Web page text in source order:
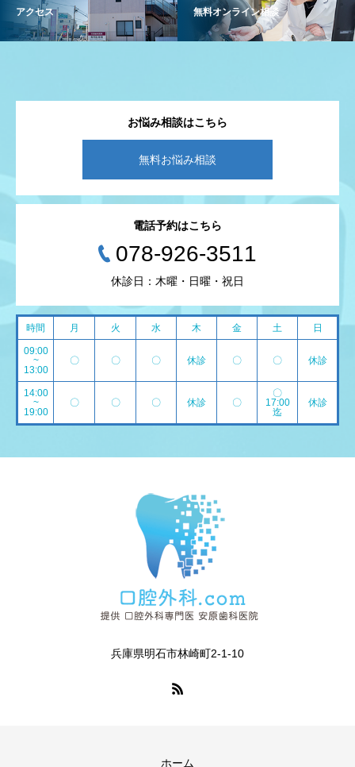
アクセス 無料オンライン相談
お悩み相談はこちら
無料お悩み相談
電話予約はこちら
078-926-3511
休診日：木曜・日曜・祝日
時間 月 火 水 木 金 土 日
09:00
~
13:00
〇 〇 〇 休診 〇 〇 休診
14:00
~
19:00
〇 〇 〇 休診 〇
〇
17:00
迄
休診
兵庫県明石市林崎町2-1-10
ホーム